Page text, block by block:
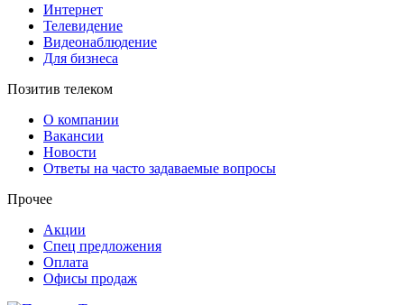
Интернет
Телевидение
Видеонаблюдение
Для бизнеса
Позитив телеком
О компании
Вакансии
Новости
Ответы на часто задаваемые вопросы
Прочее
Акции
Спец предложения
Оплата
Офисы продаж